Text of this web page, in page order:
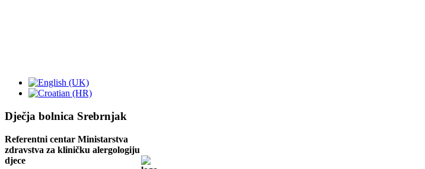
zdravstva za kliničku alergologiju
djece